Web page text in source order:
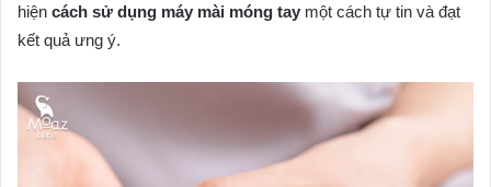
hiện cách sử dụng máy mài móng tay một cách tự tin và đạt
kết quả ưng ý.